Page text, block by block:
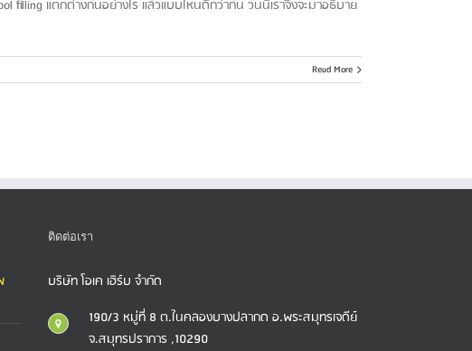
แตกต่างกันอย่างไร แล้วแบบไหนดีกว่ากัน วันนี้เราจึงจะมาอธิบาย
Read More
ติดต่อเรา
บริษัท โอเค เฮิร์บ จำกัด
190/3 หมู่ที่ 8 ต.ในคลองบางปลากด อ.พระสมุทรเจดีย์
จ.สมุทรปราการ ,10290